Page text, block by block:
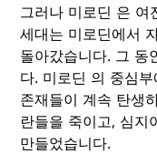
그러나 미로딘 은 여
세대는 미로딘에서
돌아갔습니다. 그 동
다. 미로딘 의 중심
존재들이 계속 탄생
란들을 죽이고, 심지
만들었습니다.